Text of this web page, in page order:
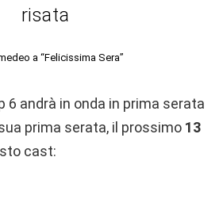
risata
a “Felicissima Sera”
6 andrà in onda in prima serata
prima serata, il prossimo 13
cast: